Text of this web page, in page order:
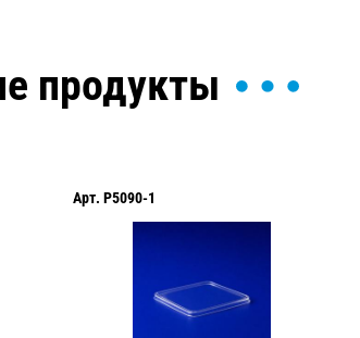
продукты
Арт. P5090-1